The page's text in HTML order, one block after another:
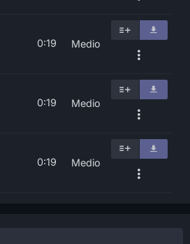
0:19 Medio
0:19 Medio
0:19 Medio